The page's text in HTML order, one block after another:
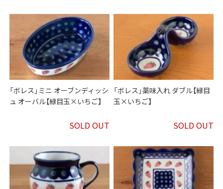
「ボレス」ミニ オーブンディッシ
ュ オーバル【緑目玉×いちご】
SOLD OUT
「ボレス」薬味入れ ダブル【緑目
玉×いちご】
SOLD OUT